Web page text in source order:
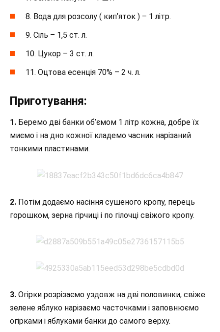
8. Вода для розсолу ( кип’яток ) – 1 літр.
9. Сіль – 1,5 ст. л.
10. Цукор – 3 ст. л.
11. Оцтова есенція 70% – 2 ч. л.
Приготування:
1. Беремо дві банки об’ємом 1 літр кожна, добре їх
миємо і на дно кожної кладемо часник нарізаний
тонкими пластинами.
2. Потім додаємо насіння сушеного кропу, перець
горошком, зерна гірчиці і по гілочці свіжого кропу.
3. Огірки розрізаємо уздовж на дві половинки, свіже
зелене яблуко нарізаємо часточками і заповнюємо
огірками і яблуками банки до самого верху.